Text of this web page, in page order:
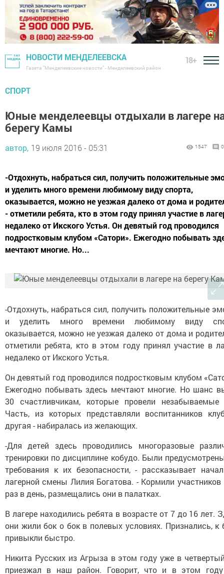
НОВОСТИ МЕНДЕЛЕЕВСКА
Газета "Менделеевские новости" - Менделеевский район
18+
СПОРТ
Юные менделеевцы отдыхали в лагере
берегу Камы
автор, 19 июля 2016 - 05:31 1547 0
-Отдохнуть, набраться сил, получить положительные
и уделить много времени любимому виду спорта,
оказывается, можно не уезжая далеко от дома и
- отметили ребята, кто в этом году принял участие в
недалеко от Икского Устья. Он девятый год проводился
подростковым клубом «Сатори». Ежегодно побывать
мечтают многие. Но...
-Отдохнуть, набраться сил, получить положительные
и уделить много времени любимому виду
оказывается, можно не уезжая далеко от дома и
отметили ребята, кто в этом году принял участие в
недалеко от Икского Устья.
Он девятый год проводился подростковым клубом
Ежегодно побывать здесь мечтают многие. Но шанс
30 счастливчикам, которые провели незабываемые
Часть, из которых представляли воспитанников
другая - набиралась из желающих.
-Для детей здесь проводились многоразовые
тренировки по дисциплине кобудо. Были
требования к их безопасности, - рассказывает
лагерной смены Лилия Богатова. - Кормили участников
раз в день, размещались они в палатках.
В лагере находились ребята в возрасте от 7 до 16 лет.
они жили бок о бок в полевых условиях. Признались, к
привыкли быстро.
Никита Русских из Агрыза в этом году уже в
приезжал в наш район. Говорит, что и в этом